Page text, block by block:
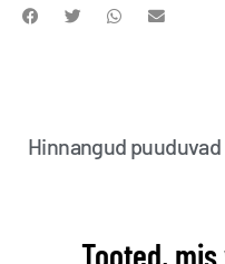
Hinnangud puuduvad
Tooted,